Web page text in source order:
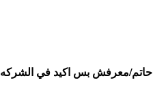
حاتم/معرفش بس اكيد في الشركه